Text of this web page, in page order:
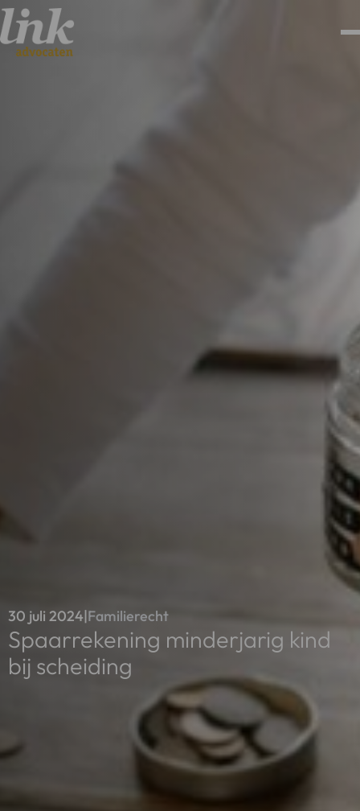
30 juli 2024|Familierecht
Spaarrekening minderjarig kind
bij scheiding